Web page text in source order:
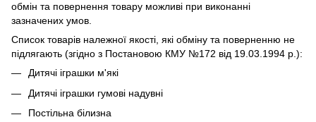
обмін та повернення товару можливі при виконанні
зазначених умов.
Список товарів належної якості, які обміну та поверненню не
підлягають (згідно з Постановою КМУ №172 від 19.03.1994 р.):
Дитячі іграшки м'які
Дитячі іграшки гумові надувні
Постільна білизна